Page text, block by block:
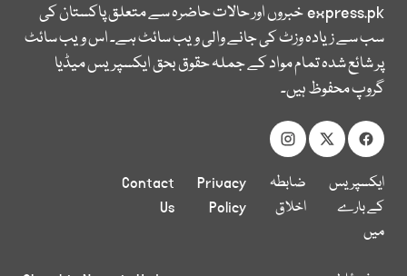
express.pkخبروں اور حالات حاضرہ سے متعلق پاکستان کی
سب سے زیادہ وزٹ کی جانے والی ویب سائٹ ہے۔ اس ویب سائٹ
پر شائع شدہ تمام مواد کے جملہ حقوق بحق ایکسپریس میڈیا
گروپ محفوظ ہیں۔
ایکسپریس
کے بارے
میں
ضابطہ
اخلاق
Privacy
Policy
Contact
Us